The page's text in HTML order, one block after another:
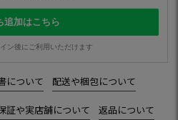
追加はこちら
ン後にご利用いただけます
について 配送や梱包について
証や実店舗について 返品について